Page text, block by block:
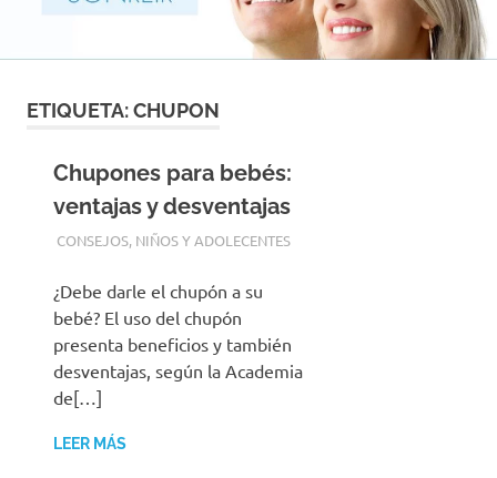
mejores
y
mas
modernas
ETIQUETA:CHUPON
Chupones para bebés:
ventajas y desventajas
2 JUNIO, 2016
ADMIN
CONSEJOS, NIÑOS Y ADOLECENTES
¿Debe darle el chupón a su
bebé? El uso del chupón
presenta beneficios y también
desventajas, según la Academia
de[…]
LEER MÁS